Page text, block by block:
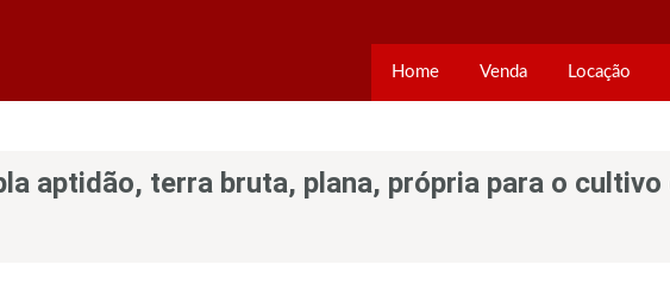
Home Venda Locação
aptidão, terra bruta, plana, própria para o cultivo